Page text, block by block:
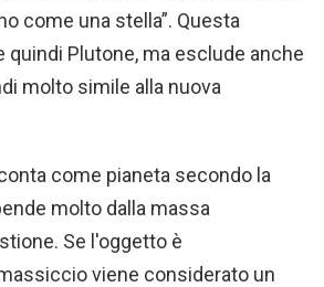
come una stella”. Questa
quindi Plutone, ma esclude anche
molto simile alla nuova
come pianeta secondo la
molto dalla massa
Se l'oggetto è
viene considerato un